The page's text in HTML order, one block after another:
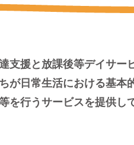
支援と放課後等デイサー
が日常生活における基本
を行うサービスを提供し